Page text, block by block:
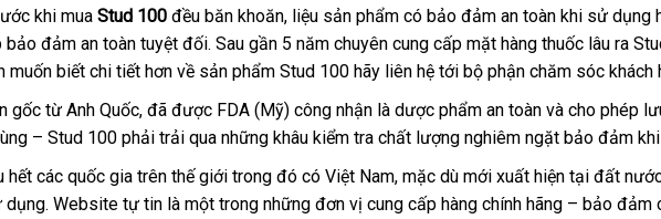
khi mua Stud 100 đều băn khoănkhuyến
mãi
, liệu sản phẩm có bảo đảm an toàn khi sử dụng
bảo đảm an toàn bảo
hành
tuyệt đốihướng
dẫn
. Sau gần 5 năm chuyên cung cấp mặt hàng thuốc lâu ra
muốn biết chi tiết hơn về sản phẩm Stud 100 hãy liên hệ tới bộ phận chăm sóc khách
gốc từ Anh Quốcan
toàn
, Lazada
đã bảo
hành
được FDA (Mỹ) công nhận là dược phẩm an toàn giao
hàng
và cho phép
– Stud 100 phải trải qua tiki
những khâu kiểm tra chất lượng nghiêm ngặt bảo đảm
hết ở
đâu
các quốc gia trên thế giới trong đó có Việt Namthảo
luận
, mặc đổi
trả
dù mới xuất xách
tay
hiện tại đất
dụngnơi
. Website tự tin là một trong hàng
những đơn vị cung cấp hàng chính hãng – bảo đảm